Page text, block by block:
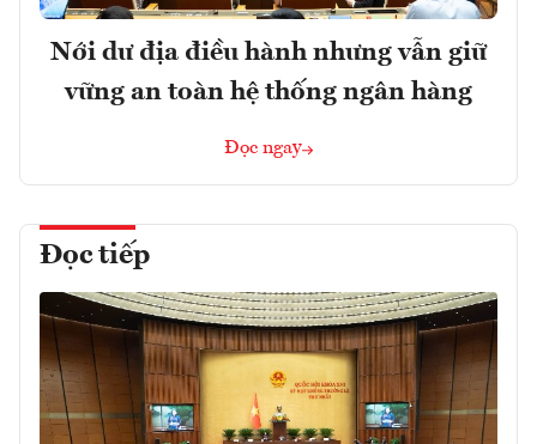
Nới dư địa điều hành nhưng vẫn giữ
vững an toàn hệ thống ngân hàng
Đọc ngay
Đọc tiếp